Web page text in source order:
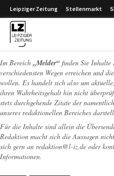
Leipziger Zeitung Stellenmarkt
Im Bereich „Melder“ finden Sie
verschiedensten Wegen erreichen und
wollen. Es handelt sich also um
ihren Wahrheitsgehalt hin nicht
stets durchgehende Zitate der
unseres redaktionellen Bereiches
Für die Inhalte sind allein die
Redaktion macht sich die Aussagen
sich gern an redaktion@l-iz.de oder
Informationen.